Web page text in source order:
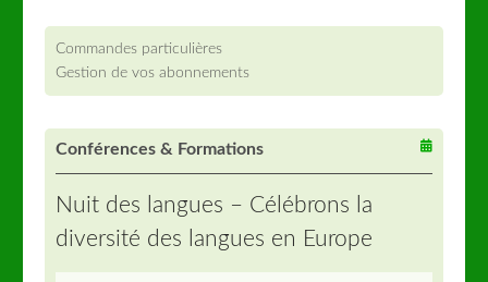
Commandes particulières
Gestion de vos abonnements
Conférences & Formations
Nuit des langues – Célébrons la
diversité des langues en Europe